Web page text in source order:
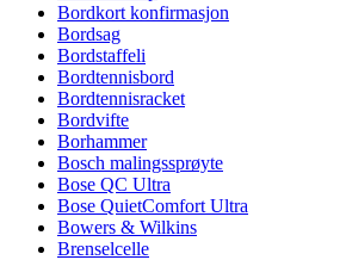
Bordkort konfirmasjon
Bordsag
Bordstaffeli
Bordtennisbord
Bordtennisracket
Bordvifte
Borhammer
Bosch malingssprøyte
Bose QC Ultra
Bose QuietComfort Ultra
Bowers & Wilkins
Brenselcelle